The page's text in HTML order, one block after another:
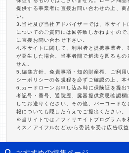
提供する事業者に直接お問い合わせの上、商
い。
3.当社及び当社アドバイザーでは、本サイト
についてのご質問には回答致しかねますの
に直接お問い合わせ下さい。
4.本サイトに関して、利用者と提携事業者、
が発生した場合、当事者間で解決を図るもの
せん。
5.編集方針、免責事項・知的財産権、ご利用
シーポリシーの各規程を必ずご確認の上、本
6.カードローンお申し込み時に保険証を提出
者記号・番号、通院歴、臓器提供意思確認
してお送りください。その他、バーコード
報についても隠したうえでご提出ください。
※当サイトではアフィリエイトプログラムを
ミス／アイフルなど)から委託を受け広告収